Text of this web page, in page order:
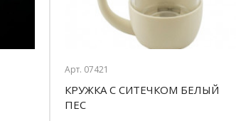
Арт. 07421
КРУЖКА С СИТЕЧКОМ БЕЛЫЙ
ПЕС